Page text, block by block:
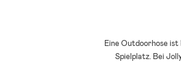
Eine Outdoorhose
Spielplatz. Bei